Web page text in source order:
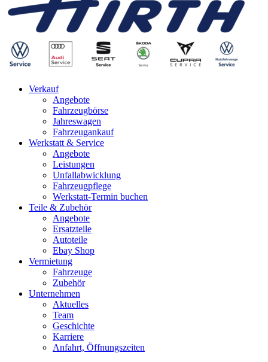
Verkauf
Angebote
Fahrzeugbörse
Jahreswagen
Fahrzeugankauf
Werkstatt & Service
Angebote
Leistungen
Unfallabwicklung
Fahrzeugpflege
Werkstatt-Termin buchen
Teile & Zubehör
Angebote
Ersatzteile
Autoteile
Ebay Shop
Vermietung
Fahrzeuge
Zubehör
Unternehmen
Aktuelles
Team
Geschichte
Karriere
Anfahrt, Öffnungszeiten